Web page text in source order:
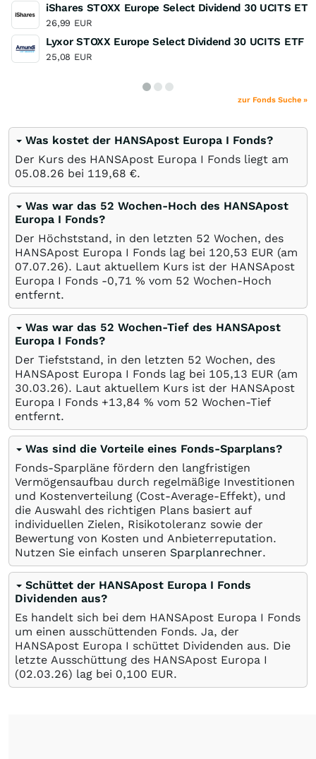
iShares STOXX Europe Select Dividend 30 UCITS
26,99 EUR
Lyxor STOXX Europe Select Dividend 30 UCITS ETF
25,08 EUR
zur Fonds Suche »
Was kostet der HANSApost Europa I Fonds?
Der Kurs des HANSApost Europa I Fonds liegt am
05.08.26 bei 119,68 €.
Was war das 52 Wochen-Hoch des HANSApost
Europa I Fonds?
Der Höchststand, in den letzten 52 Wochen, des
HANSApost Europa I Fonds lag bei 120,53 EUR (am
07.07.26). Laut aktuellem Kurs ist der HANSApost
Europa I Fonds -0,71 % vom 52 Wochen-Hoch
entfernt.
Was war das 52 Wochen-Tief des HANSApost
Europa I Fonds?
Der Tiefststand, in den letzten 52 Wochen, des
HANSApost Europa I Fonds lag bei 105,13 EUR (am
30.03.26). Laut aktuellem Kurs ist der HANSApost
Europa I Fonds +13,84 % vom 52 Wochen-Tief
entfernt.
Was sind die Vorteile eines Fonds-Sparplans?
Fonds-Sparpläne fördern den langfristigen
Vermögensaufbau durch regelmäßige Investitionen
und Kostenverteilung (Cost-Average-Effekt), und
die Auswahl des richtigen Plans basiert auf
individuellen Zielen, Risikotoleranz sowie der
Bewertung von Kosten und Anbieterreputation.
Nutzen Sie einfach unseren Sparplanrechner.
Schüttet der HANSApost Europa I Fonds
Dividenden aus?
Es handelt sich bei dem HANSApost Europa I Fonds
um einen ausschüttenden Fonds. Ja, der
HANSApost Europa I schüttet Dividenden aus. Die
letzte Ausschüttung des HANSApost Europa I
(02.03.26) lag bei 0,100 EUR.